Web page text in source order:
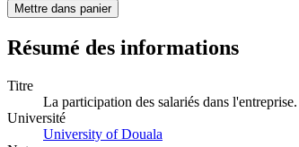
Mettre dans panier
Résumé des informations
Titre
La participation des salariés dans
Université
University of Douala